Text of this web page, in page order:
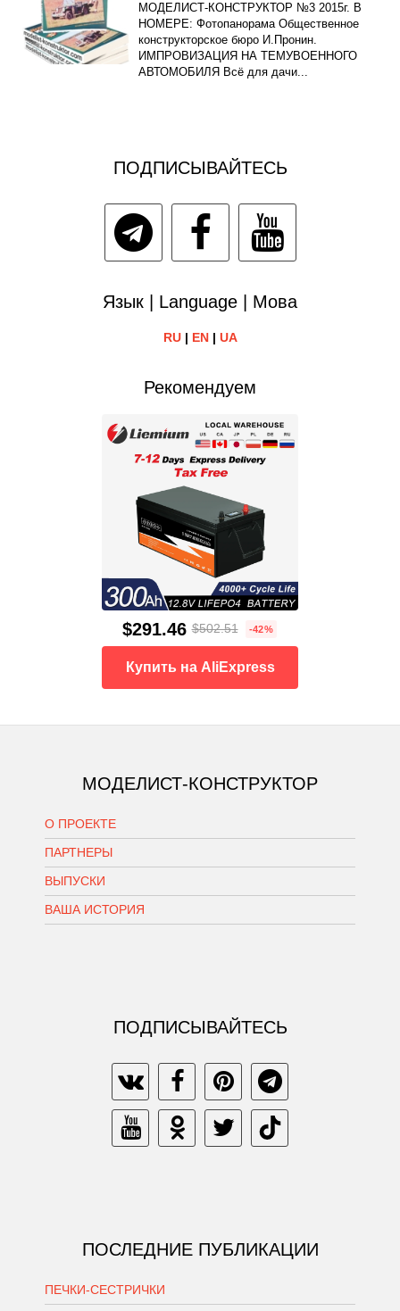
МОДЕЛИСТ-КОНСТРУКТОР №3 2015г. В
НОМЕРЕ: Фотопанорама Общественное
конструкторское бюро И.Пронин.
ИМПРОВИЗАЦИЯ НА ТЕМУВОЕННОГО
АВТОМОБИЛЯ Всё для дачи...
ПОДПИСЫВАЙТЕСЬ
Язык | Language | Мова
RU| EN| UA
Рекомендуем
$291.46 $502.51 -42%
Купить на AliExpress
МОДЕЛИСТ-КОНСТРУКТОР
О ПРОЕКТЕ
ПАРТНЕРЫ
ВЫПУСКИ
ВАША ИСТОРИЯ
ПОДПИСЫВАЙТЕСЬ
ПОСЛЕДНИЕ ПУБЛИКАЦИИ
ПЕЧКИ-СЕСТРИЧКИ